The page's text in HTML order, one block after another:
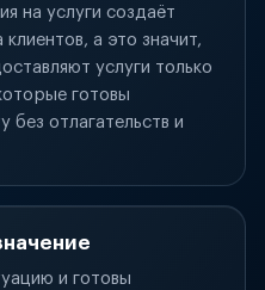
на услуги создаёт
а это значит,
услуги только
готовы
без отлагательств и
и готовы